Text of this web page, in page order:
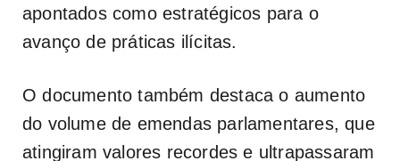
apontados como estratégicos para o
avanço de práticas ilícitas.
O documento também destaca o aumento
do volume de emendas parlamentares, que
atingiram valores recordes e ultrapassaram